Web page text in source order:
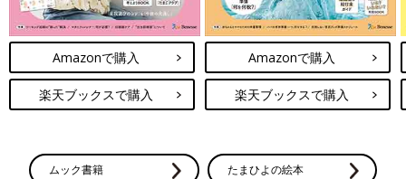
Amazonで購入
楽天ブックスで購入
Amazonで購入
楽天ブックスで購入
ムック書籍 たまひよの絵本